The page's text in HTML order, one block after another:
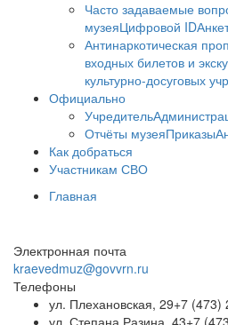
Часто задаваемые
музеяЦифровой ID
Антинаркотическая
входных билетов и
культурно-досуговых
Официально
Учредитель
Отчёты музеяПриказы
Как добраться
Участникам СВО
Главная
Электронная почта
kraevedmuz@govvrn.ru
Телефоны
ул. Плехановская, 29+7 (473)